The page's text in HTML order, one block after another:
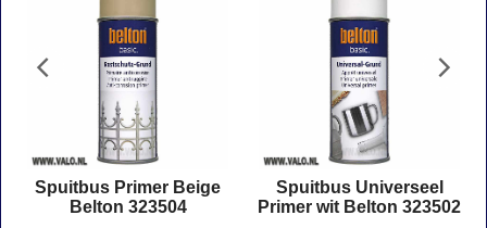
Spuitbus Primer Beige
Belton 323504
Spuitbus Universeel
Primer wit Belton 323502